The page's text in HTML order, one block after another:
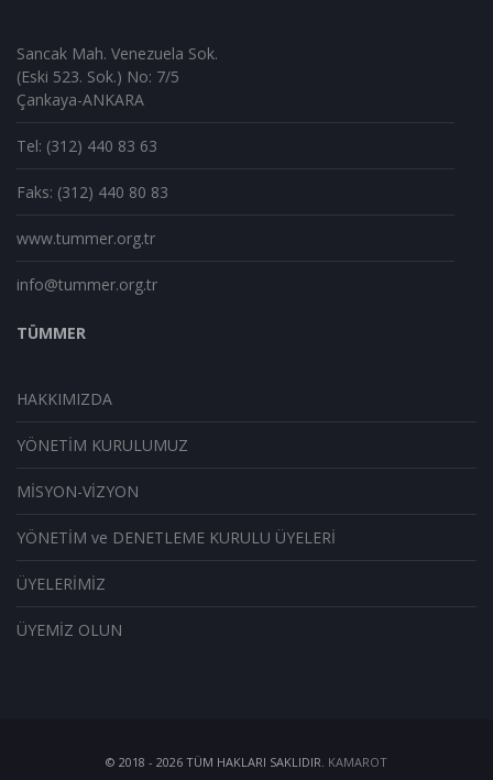
Sancak Mah. Venezuela Sok.
(Eski 523. Sok.) No: 7/5
Çankaya-ANKARA
Tel: (312) 440 83 63
Faks: (312) 440 80 83
www.tummer.org.tr
info@tummer.org.tr
TÜMMER
HAKKIMIZDA
YÖNETİM KURULUMUZ
MİSYON-VİZYON
YÖNETİM ve DENETLEME KURULU ÜYELERİ
ÜYELERİMİZ
ÜYEMİZ OLUN
© 2018 - 2026 TÜM HAKLARI SAKLIDIR. KAMAROT